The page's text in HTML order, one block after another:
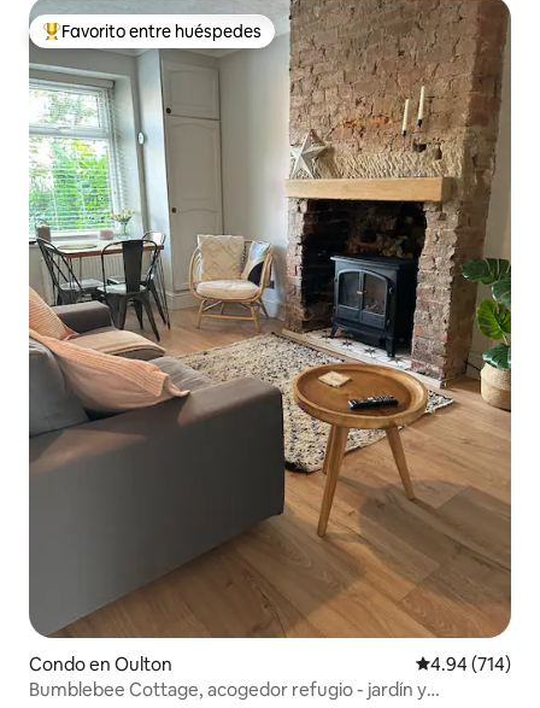
Favorito entre huéspedes preferido
Favorito entre huéspedes
Condo en Oulton Calificación
4.94 (714)
Bumblebee Cottage, acogedor refugio - jardín y